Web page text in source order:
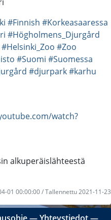
#Finnish #Korkeasaaressa
#Högholmens_Djurgård
#Helsinki_Zoo #Zoo
#Suomi #Suomessa
#djurpark#karhu
watch?
alkuperäislähteestä
01 00:00:00 / Tallennettu 2021-11-23